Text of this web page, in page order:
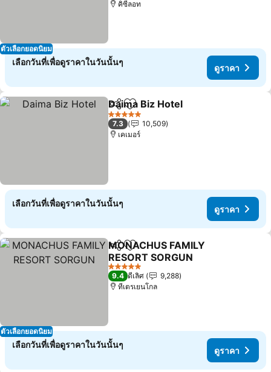
ตัวเลือกยอดนิยม
คิซีลอท
เลือกวันที่เพื่อดูราคาในวันนั้นๆ
ดูราคา
แชร์ เพิ่มในรายการโปรด
Daima Biz Hotel
5 ดาว
7.3
10,509
เคเมอร์
เลือกวันที่เพื่อดูราคาในวันนั้นๆ
ดูราคา
ตัวเลือกยอดนิยม
แชร์ เพิ่มในรายการโปรด
MONACHUS FAMILY
RESORT SORGUN
ดูราคา
5 ดาว
9.4 ดีเลิศ
9,288
ทีเตรเยนโกล
เลือกวันที่เพื่อดูราคาในวันนั้นๆ
ดูราคา